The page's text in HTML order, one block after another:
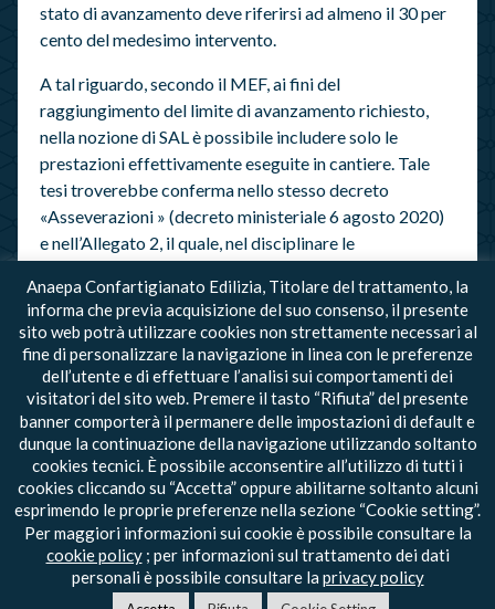
stato di avanzamento deve riferirsi ad almeno il 30 per
cento del medesimo intervento.
A tal riguardo, secondo il MEF, ai fini del
raggiungimento del limite di avanzamento richiesto,
nella nozione di SAL è possibile includere solo le
prestazioni effettivamente eseguite in cantiere. Tale
tesi troverebbe conferma nello stesso decreto
«Asseverazioni » (decreto ministeriale 6 agosto 2020)
e nell’Allegato 2, il quale, nel disciplinare le
lavori « realizzati ».
torna all’Archivio Notizie
© 2020 - Tutti i diritti riservati - ANAEPA-
Confartigianato Edilizia -Privacy-Cookie
Anaepa Confartigianato Edilizia, Titolare del trattamento, la
informa che previa acquisizione del suo consenso, il presente
sito web potrà utilizzare cookies non strettamente necessari al
fine di personalizzare la navigazione in linea con le preferenze
dell’utente e di effettuare l’analisi sui comportamenti dei
visitatori del sito web. Premere il tasto “Rifiuta” del presente
banner comporterà il permanere delle impostazioni di default e
dunque la continuazione della navigazione utilizzando soltanto
cookies tecnici. È possibile acconsentire all’utilizzo di tutti i
cookies cliccando su “Accetta” oppure abilitarne soltanto alcuni
esprimendo le proprie preferenze nella sezione “Cookie setting”.
Per maggiori informazioni sui cookie è possibile consultare la
cookie policy; per informazioni sul trattamento dei dati
personali è possibile consultare la privacy policy